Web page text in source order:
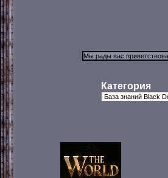
Категория